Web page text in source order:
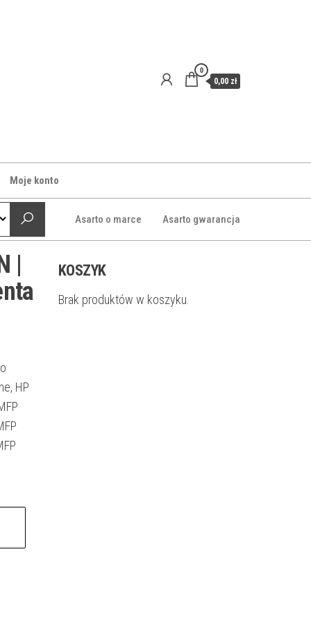
0
0,00 zł
Moje konto
Asarto o marce Asarto gwarancja
|
HP
KOSZYK
Brak produktów w koszyku.